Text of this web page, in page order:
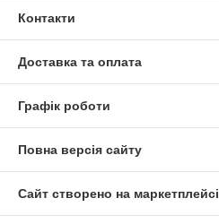
Контакти
Доставка та оплата
Графік роботи
Повна версія сайту
Сайт створено на маркетплейсі